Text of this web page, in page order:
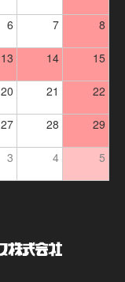
6 7 8
13 14 15
20 21 22
27 28 29
3 4 5